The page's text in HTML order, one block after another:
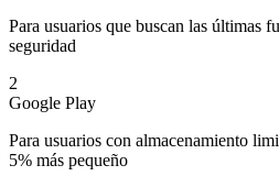
Para usuarios que buscan las últimas
seguridad
2
Google Play
Para usuarios con almacenamiento
5% más pequeño